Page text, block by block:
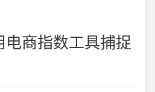
商指数工具捕捉